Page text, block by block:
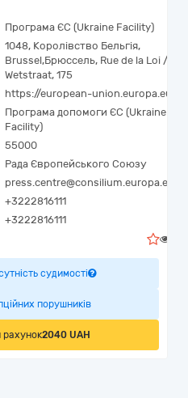
Програма ЄС (Ukraine Facility)
1048, Королівство Бельгія,
Brussel,Брюссель, Rue de la Loi /
Wetstraat, 175
https://european-union.europa.eu
Програма допомоги ЄС (Ukraine
Facility)
55000
Рада Європейського Союзу
press.centre@consilium.europa.eu
+3222816111
+3222816111
судимості
порушників
2040 UAH